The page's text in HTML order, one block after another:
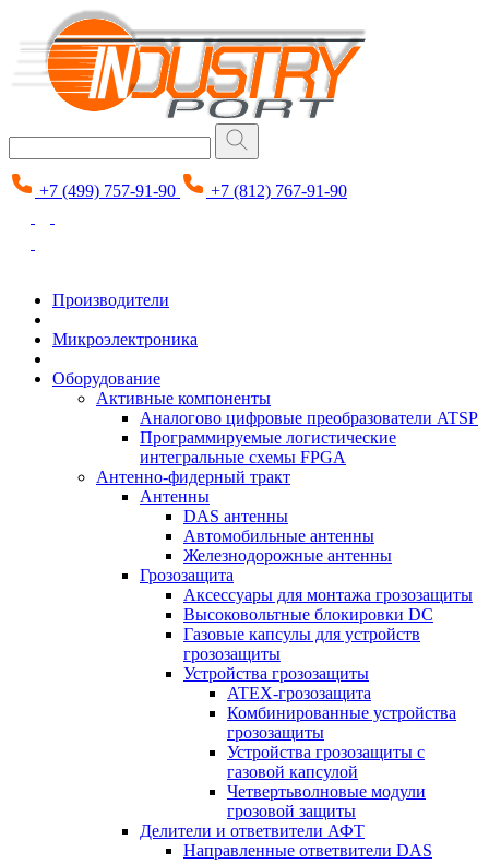
+7 (499) 757-91-90 +7 (812) 767-91-90
Производители
Микроэлектроника
Оборудование
Активные компоненты
Аналогово цифровые преобразователи ATSP
Программируемые логистические
интегральные схемы FPGA
Антенно-фидерный тракт
Антенны
DAS антенны
Автомобильные антенны
Железнодорожные антенны
Грозозащита
Аксессуары для монтажа грозозащиты
Высоковольтные блокировки DC
Газовые капсулы для устройств
грозозащиты
Устройства грозозащиты
ATEX-грозозащита
Комбинированные устройства
грозозащиты
Устройства грозозащиты с
газовой капсулой
Четвертьволновые модули
грозовой защиты
Делители и ответвители АФТ
Направленные ответвители DAS